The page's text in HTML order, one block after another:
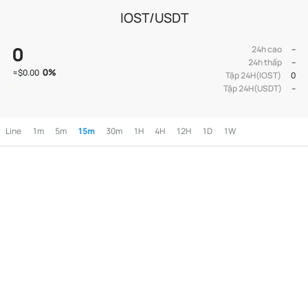
IOST/USDT
0
≈$0.00 0%
24h cao
--
24h thấp
--
Tập 24H(IOST)
0
Tập 24H(USDT)
--
Line 1m 5m 15m 30m 1H 4H 12H 1D 1W